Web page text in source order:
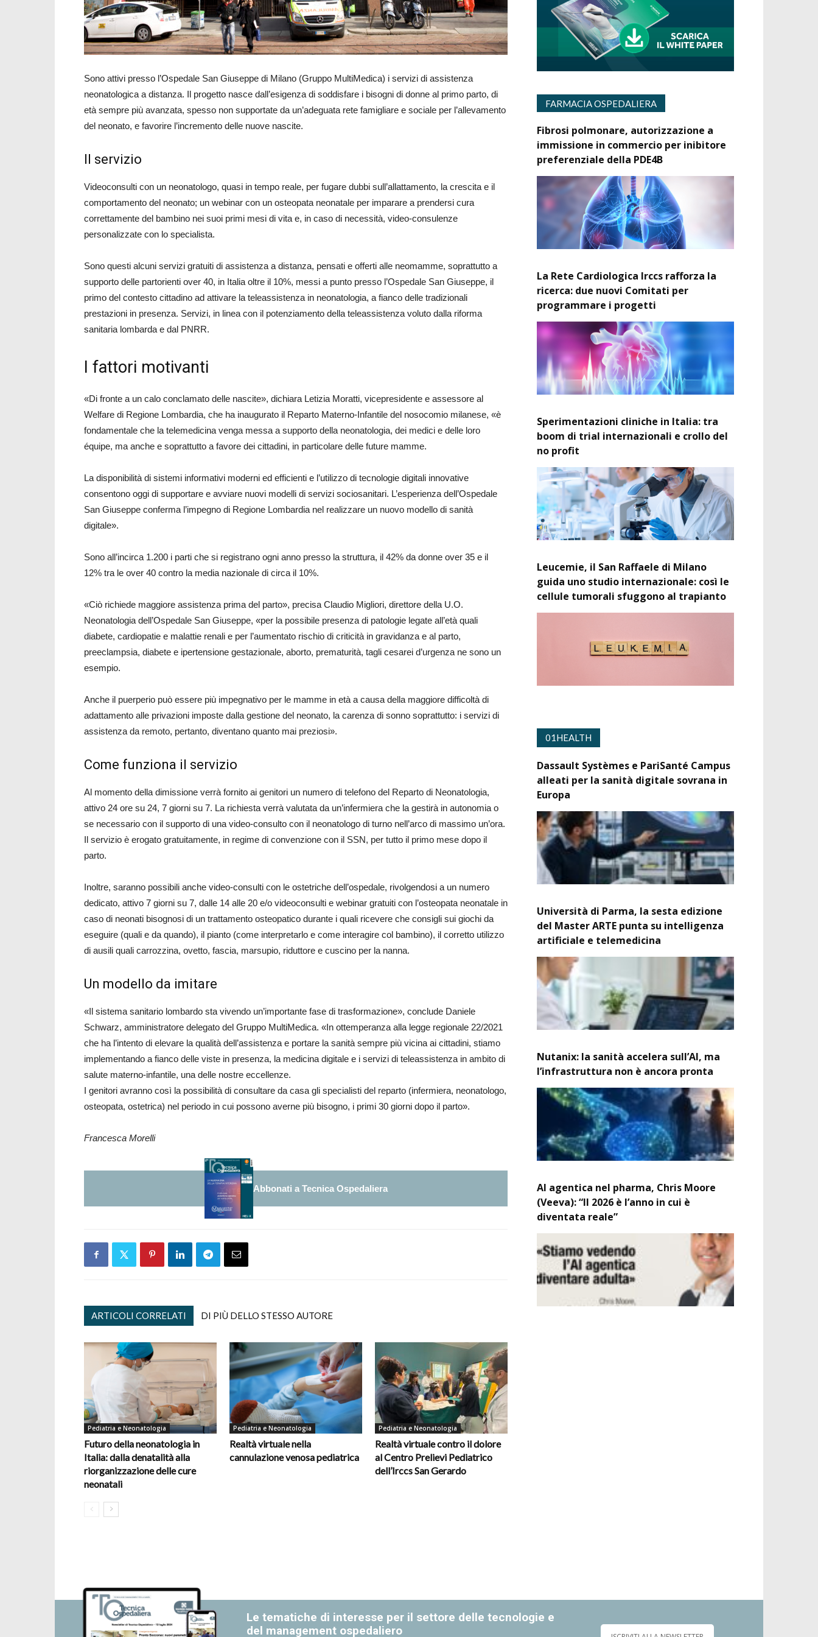
Sono attivi presso l’Ospedale San Giuseppe di Milano (Gruppo MultiMedica) i servizi di assistenza
neonatologica a distanza. Il progetto nasce dall’esigenza di soddisfare i bisogni di donne al primo parto, di
età sempre più avanzata, spesso non supportate da un’adeguata rete famigliare e sociale per l’allevamento
del neonato, e favorire l’incremento delle nuove nascite.
Il servizio
Videoconsulti con un neonatologo, quasi in tempo reale, per fugare dubbi sull’allattamento, la crescita e il
comportamento del neonato; un webinar con un osteopata neonatale per imparare a prendersi cura
correttamente del bambino nei suoi primi mesi di vita e, in caso di necessità, video-consulenze
personalizzate con lo specialista.
Sono questi alcuni servizi gratuiti di assistenza a distanza, pensati e offerti alle neomamme, soprattutto a
supporto delle partorienti over 40, in Italia oltre il 10%, messi a punto presso l’Ospedale San Giuseppe, il
primo del contesto cittadino ad attivare la teleassistenza in neonatologia, a fianco delle tradizionali
prestazioni in presenza. Servizi, in linea con il potenziamento della teleassistenza voluto dalla riforma
sanitaria lombarda e dal PNRR.
I fattori motivanti
«Di fronte a un calo conclamato delle nascite», dichiara Letizia Moratti, vicepresidente e assessore al
Welfare di Regione Lombardia, che ha inaugurato il Reparto Materno-Infantile del nosocomio milanese, «è
fondamentale che la telemedicina venga messa a supporto della neonatologia, dei medici e delle loro
équipe, ma anche e soprattutto a favore dei cittadini, in particolare delle future mamme.
La disponibilità di sistemi informativi moderni ed efficienti e l’utilizzo di tecnologie digitali innovative
consentono oggi di supportare e avviare nuovi modelli di servizi sociosanitari. L’esperienza dell’Ospedale
San Giuseppe conferma l’impegno di Regione Lombardia nel realizzare un nuovo modello di sanità
digitale».
Sono all’incirca 1.200 i parti che si registrano ogni anno presso la struttura, il 42% da donne over 35 e il
12% tra le over 40 contro la media nazionale di circa il 10%.
«Ciò richiede maggiore assistenza prima del parto», precisa Claudio Migliori, direttore della U.O.
Neonatologia dell’Ospedale San Giuseppe, «per la possibile presenza di patologie legate all’età quali
diabete, cardiopatie e malattie renali e per l’aumentato rischio di criticità in gravidanza e al parto,
preeclampsia, diabete e ipertensione gestazionale, aborto, prematurità, tagli cesarei d’urgenza ne sono un
esempio.
Anche il puerperio può essere più impegnativo per le mamme in età a causa della maggiore difficoltà di
adattamento alle privazioni imposte dalla gestione del neonato, la carenza di sonno soprattutto: i servizi di
assistenza da remoto, pertanto, diventano quanto mai preziosi».
Come funziona il servizio
Al momento della dimissione verrà fornito ai genitori un numero di telefono del Reparto di Neonatologia,
attivo 24 ore su 24, 7 giorni su 7. La richiesta verrà valutata da un’infermiera che la gestirà in autonomia o
se necessario con il supporto di una video-consulto con il neonatologo di turno nell’arco di massimo un’ora.
Il servizio è erogato gratuitamente, in regime di convenzione con il SSN, per tutto il primo mese dopo il
parto.
Inoltre, saranno possibili anche video-consulti con le ostetriche dell’ospedale, rivolgendosi a un numero
dedicato, attivo 7 giorni su 7, dalle 14 alle 20 e/o videoconsulti e webinar gratuiti con l’osteopata neonatale in
caso di neonati bisognosi di un trattamento osteopatico durante i quali ricevere che consigli sui giochi da
eseguire (quali e da quando), il pianto (come interpretarlo e come interagire col bambino), il corretto utilizzo
di ausili quali carrozzina, ovetto, fascia, marsupio, riduttore e cuscino per la nanna.
Un modello da imitare
«Il sistema sanitario lombardo sta vivendo un’importante fase di trasformazione», conclude Daniele
Schwarz, amministratore delegato del Gruppo MultiMedica. «In ottemperanza alla legge regionale 22/2021
che ha l’intento di elevare la qualità dell’assistenza e portare la sanità sempre più vicina ai cittadini, stiamo
implementando a fianco delle viste in presenza, la medicina digitale e i servizi di teleassistenza in ambito di
salute materno-infantile, una delle nostre eccellenze.
I genitori avranno così la possibilità di consultare da casa gli specialisti del reparto (infermiera, neonatologo,
osteopata, ostetrica) nel periodo in cui possono averne più bisogno, i primi 30 giorni dopo il parto».
Francesca Morelli
Abbonati a Tecnica Ospedaliera
ARTICOLI CORRELATI DI PIÙ DELLO STESSO AUTORE
Pediatria e Neonatologia
Futuro della neonatologia in
Italia: dalla denatalità alla
riorganizzazione delle cure
neonatali
Pediatria e Neonatologia
Realtà virtuale nella
cannulazione venosa pediatrica
Pediatria e Neonatologia
Realtà virtuale contro il dolore
al Centro Prelievi Pediatrico
dell’Irccs San Gerardo
FARMACIA OSPEDALIERA
Fibrosi polmonare, autorizzazione a
immissione in commercio per inibitore
preferenziale della PDE4B
La Rete Cardiologica Irccs rafforza la
ricerca: due nuovi Comitati per
programmare i progetti
Sperimentazioni cliniche in Italia: tra
boom di trial internazionali e crollo del
no profit
Leucemie, il San Raffaele di Milano
guida uno studio internazionale: così le
cellule tumorali sfuggono al trapianto
01HEALTH
Dassault Systèmes e PariSanté Campus
alleati per la sanità digitale sovrana in
Europa
Università di Parma, la sesta edizione
del Master ARTE punta su intelligenza
artificiale e telemedicina
Nutanix: la sanità accelera sull’AI, ma
l’infrastruttura non è ancora pronta
AI agentica nel pharma, Chris Moore
(Veeva): “Il 2026 è l’anno in cui è
diventata reale”
Le tematiche di interesse per il settore delle tecnologie e
del management ospedaliero